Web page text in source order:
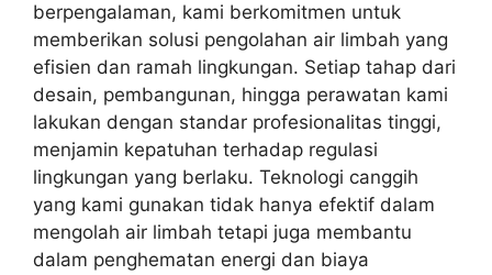
berpengalaman, kami berkomitmen untuk
memberikan solusi pengolahan air limbah yang
efisien dan ramah lingkungan. Setiap tahap dari
desain, pembangunan, hingga perawatan kami
lakukan dengan standar profesionalitas tinggi,
menjamin kepatuhan terhadap regulasi
lingkungan yang berlaku. Teknologi canggih
yang kami gunakan tidak hanya efektif dalam
mengolah air limbah tetapi juga membantu
dalam penghematan energi dan biaya